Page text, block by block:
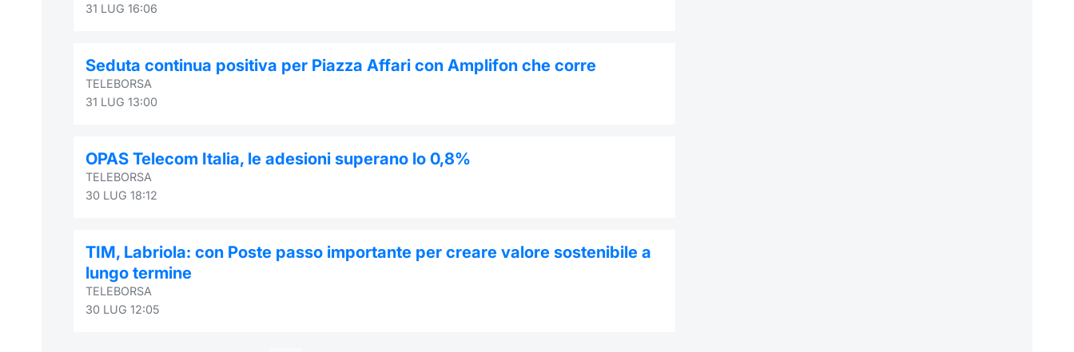
31 LUG 16:06
Seduta continua positiva per Piazza Affari con Amplifon che corre
TELEBORSA
31 LUG 13:00
OPAS Telecom Italia, le adesioni superano lo 0,8%
TELEBORSA
30 LUG 18:12
TIM, Labriola: con Poste passo importante per creare valore sostenibile a
lungo termine
TELEBORSA
30 LUG 12:05